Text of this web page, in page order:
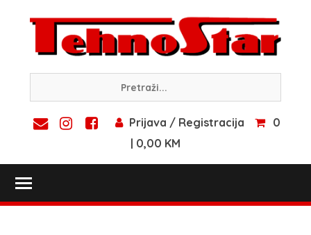
content
Prijava / Registracija
0
| 0,00 KM